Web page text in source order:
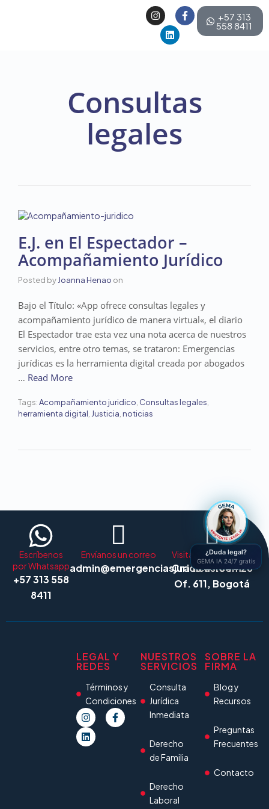
+57 313
558 8411
Consultas
legales
E.J. en El Espectador –
Acompañamiento Jurídico
Posted by Joanna Henao on
Bajo el Título: «App ofrece consultas legales y
acompañamiento jurídico de manera virtual«, el diario
El Espectador trae esta vez una nota acerca de nuestros
servicios, entre otro temas, se trataron: Emergencias
jurídicas es la herramienta digital creada por abogados
… Read More
Tags:Acompañamiento juridico Consultas legales
herramienta digital Justicia noticias
Escríbenos
por Whatsapp
+57 313 558
8411
Envíanos un correo
admin@emergenciasjuridicas.com
Visita nuestra oficina
Cra 15 # 104 - 26
Of. 611, Bogotá
LEGAL Y
REDES
Términos y
Condiciones
NUESTROS
SERVICIOS
Consulta
Jurídica
Inmediata
Derecho
de Familia
Derecho
Laboral
SOBRE LA
FIRMA
Blog y
Recursos
Preguntas
Frecuentes
Contacto
¿Duda legal?
GEMA IA 24/7 gratis